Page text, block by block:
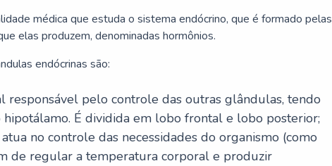
médica que estuda o sistema endócrino, que é formado pelas
elas produzem, denominadas hormônios.
endócrinas são:
responsável pelo controle das outras glândulas, tendo
hipotálamo. É dividida em lobo frontal e lobo posterior;
no controle das necessidades do organismo (como
de regular a temperatura corporal e produzir